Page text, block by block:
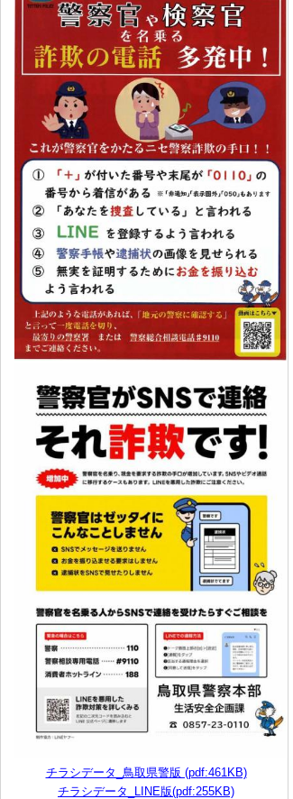
チラシデータ_鳥取県警版 (pdf:461KB)
チラシデータ_LINE版(pdf:255KB)